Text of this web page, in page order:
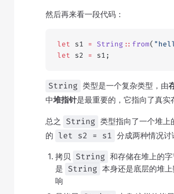
然后再来看一段代码：
let s1 = String :: from(
let s2 = s1;
String 类型是一个复杂类型，由
中堆指针是最重要的，它指向了真实
总之 String 类型指向了一个堆上
的 let s2 = s1 分成两种情况讨
拷贝 String 和存储在堆上的
是 String 本身还是底层的堆
响